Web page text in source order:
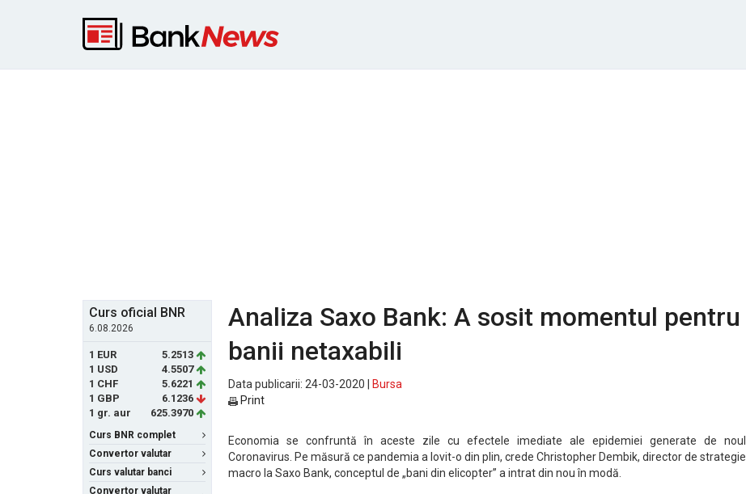
Curs oficial BNR
6.08.2026
1 EUR
5.2513
1 USD
4.5507
1 CHF
5.6221
1 GBP
6.1236
1 gr. aur
625.3970
Curs BNR complet
Convertor valutar
Curs valutar banci
Convertor valutar
Analiza Saxo Bank: A sosit momentul pentru
banii netaxabili
Data publicarii: 24-03-2020 |
Bursa
Print
Economia se confruntă în aceste zile cu efectele imediate ale epidemiei generate de noul
Coronavirus. Pe măsură ce pandemia a lovit-o din plin, crede Christopher Dembik, director de strategie
macro la Saxo Bank, conceptul de „bani din elicopter” a intrat din nou în modă.